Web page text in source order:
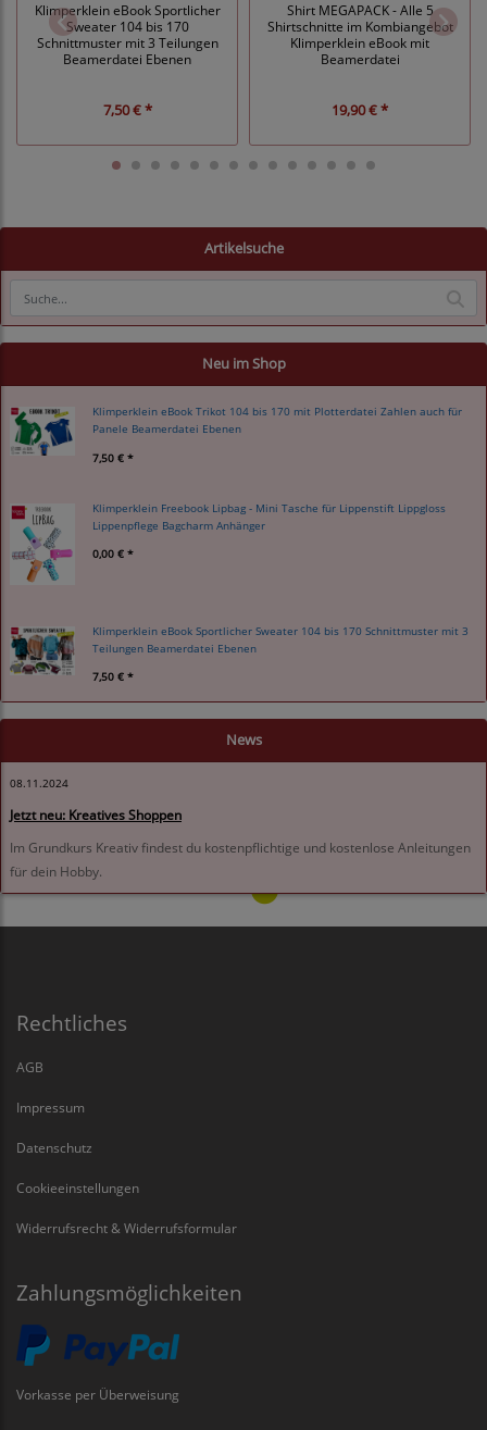
Klimperklein eBook Sportlicher
Sweater 104 bis 170
Schnittmuster mit 3 Teilungen
Beamerdatei Ebenen
7,50 € *
Shirt MEGAPACK - Alle 5
Shirtschnitte im Kombiangebot
Klimperklein eBook mit
Beamerdatei
19,90 € *
Artikelsuche
Neu im Shop
Klimperklein eBook Trikot 104 bis 170 mit Plotterdatei Zahlen auch für
Panele Beamerdatei Ebenen
7,50 € *
Klimperklein Freebook Lipbag - Mini Tasche für Lippenstift Lippgloss
Lippenpflege Bagcharm Anhänger
0,00 € *
Klimperklein eBook Sportlicher Sweater 104 bis 170 Schnittmuster mit 3
Teilungen Beamerdatei Ebenen
7,50 € *
News
08.11.2024
Jetzt neu: Kreatives Shoppen
Im Grundkurs Kreativ findest du kostenpflichtige und kostenlose Anleitungen
für dein Hobby.
Rechtliches
AGB
Impressum
Datenschutz
Cookieeinstellungen
Widerrufsrecht & Widerrufsformular
Zahlungsmöglichkeiten
Vorkasse per Überweisung